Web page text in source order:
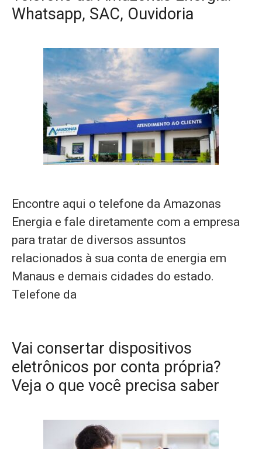
Whatsapp, SAC, Ouvidoria
Encontre aqui o telefone da Amazonas
Energia e fale diretamente com a empresa
para tratar de diversos assuntos
relacionados à sua conta de energia em
Manaus e demais cidades do estado.
Telefone da
Vai consertar dispositivos
eletrônicos por conta própria?
Veja o que você precisa saber